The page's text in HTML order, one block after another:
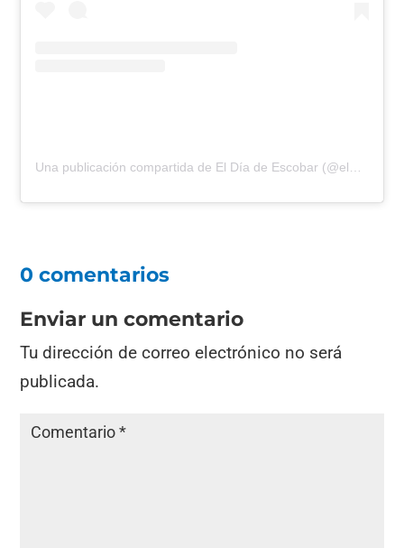
0 comentarios
Enviar un comentario
Tu dirección de correo electrónico no será
publicada.